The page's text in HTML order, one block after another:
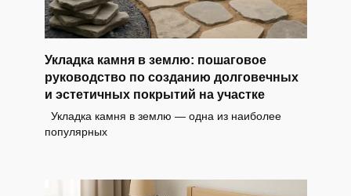
Укладка камня в землю: пошаговое
руководство по созданию долговечных
и эстетичных покрытий на участке
Укладка камня в землю — одна из наиболее
популярных